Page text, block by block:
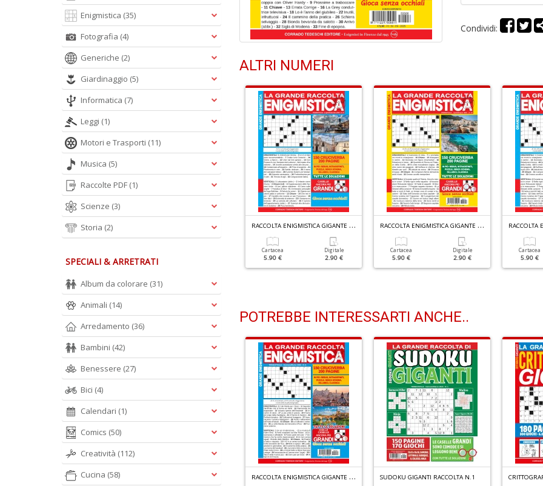
Condividi:
ALTRI NUMERI
R
ACCOLTA ENIGMISTICA GIGANTE N.2
2.90 € 5.90 €
R
ACCOLTA ENIGMISTICA GIGANTE N.11
Cartacea
5.90 €
Digitale
2.90 €
R
ACCOLTA ENIGMISTICA GIGANTE N.10
Cartacea
5.90 €
Digitale
2.90 €
Cartacea
5.90 €
POTREBBE INTERESSARTI ANCHE..
R
ACCOLTA ENIGMISTICA GIGANTE N.5 SUDOKU GIGANTI RACCOLTA N.1
Enigmistica (35)
Fotografia (4)
Generiche (2)
Giardinaggio (5)
Informatica (7)
Leggi (1)
Motori e Trasporti (11)
Musica (5)
Raccolte PDF (1)
Scienze (3)
Storia (2)
SPECIALI & ARRETRATI
Album da colorare (31)
Animali (14)
Arredamento (36)
Bambini (42)
Benessere (27)
Bici (4)
Calendari (1)
Comics (50)
Creatività (112)
Cucina (58)